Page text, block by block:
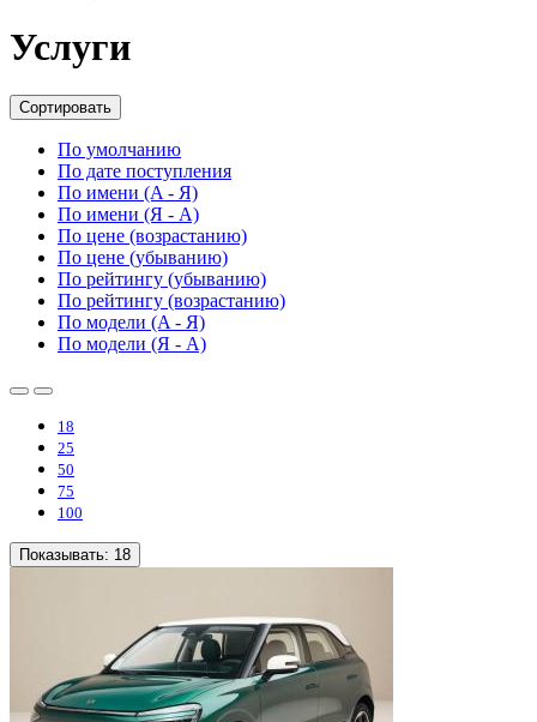
Услуги
Сортировать
По умолчанию
По дате поступления
По имени (A - Я)
По имени (Я - A)
По цене (возрастанию)
По цене (убыванию)
По рейтингу (убыванию)
По рейтингу (возрастанию)
По модели (A - Я)
По модели (Я - A)
18
25
50
75
100
Показывать: 18